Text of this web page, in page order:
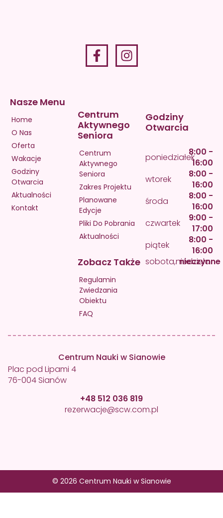
Nasze Menu
Home
O Nas
Oferta
Wakacje
Godziny
Otwarcia
Aktualności
Kontakt
Centrum
Aktywnego
Seniora
Centrum
Aktywnego
Seniora
Zakres Projektu
Planowane
Edycje
Pliki Do Pobrania
Aktualności
Zobacz Także
Regulamin
Zwiedzania
Obiektu
FAQ
Godziny
Otwarcia
poniedziałek8:00 -
16:00
wtorek
8:00 -
16:00
środa
8:00 -
16:00
czwartek
9:00 -
17:00
piątek
8:00 -
16:00
sobota,niedziela
nieczynne
Centrum Nauki w Sianowie
Plac pod Lipami 4
76-004 Sianów
+48 512 036 819
rezerwacje@scw.com.pl
© 2026 Centrum Nauki w Sianowie